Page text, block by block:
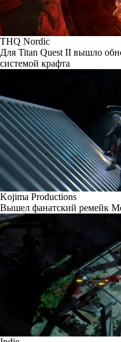
THQ Nordic
Для Titan Quest II вышло
системой крафта
Kojima Productions
Вышел фанатский ремейк